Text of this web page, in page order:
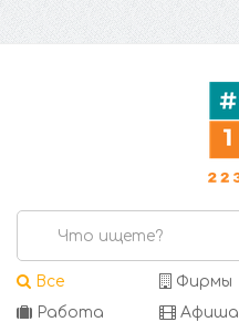
Все Фирмы
Работа
Афиша